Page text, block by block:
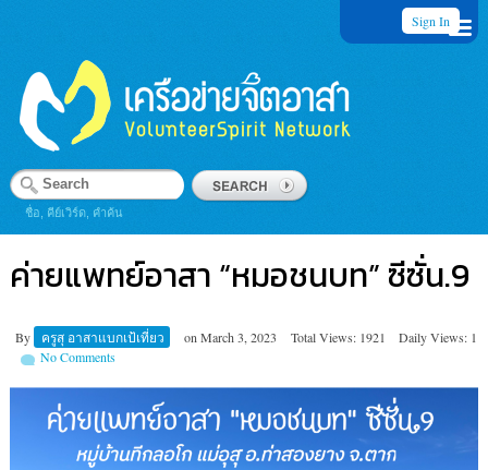
Sign In
ชื่อ, คีย์เวิร์ด, คำค้น
ค่ายแพทย์​อาสา “หมอชนบท” ซีซั่น.9
By ครูสุ อาสาแบกเป้เที่ยว on March 3, 2023 Total Views: 1921
Daily Views: 1
No Comments